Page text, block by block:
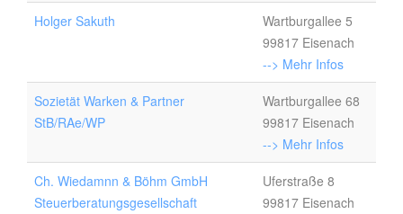
Holger Sakuth
Wartburgallee 5
99817 Eisenach
--> Mehr Infos
Sozietät Warken & Partner
StB/RAe/WP
Wartburgallee 68
99817 Eisenach
--> Mehr Infos
Ch. Wiedamnn & Böhm GmbH
Steuerberatungsgesellschaft
Uferstraße 8
99817 Eisenach